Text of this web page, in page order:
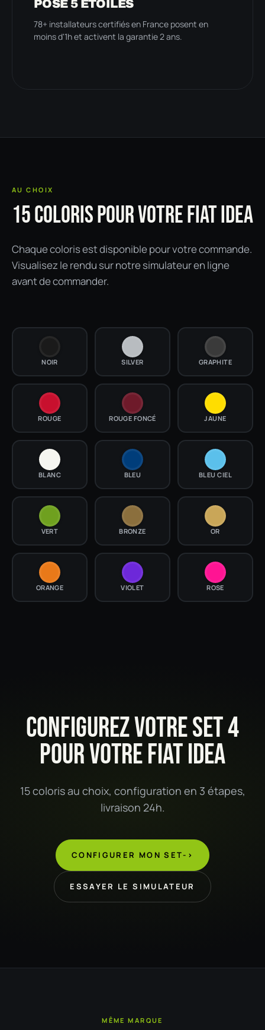
POSE 5 ÉTOILES
78+ installateurs certifiés en France posent en
moins d'1h et activent la garantie 2 ans.
AU CHOIX
15 COLORIS POUR VOTRE FIAT IDEA
Chaque coloris est disponible pour votre commande.
Visualisez le rendu sur notre simulateur en ligne
avant de commander.
NOIR SILVER GRAPHITE
ROUGE ROUGE FONCÉ JAUNE
BLANC BLEU BLEU CIEL
VERT BRONZE OR
ORANGE VIOLET ROSE
CONFIGUREZ VOTRE SET 4
POUR VOTRE FIAT IDEA
15 coloris au choix, configuration en 3 étapes,
livraison 24h.
CONFIGURER MON SET->
ESSAYER LE SIMULATEUR
MÊME MARQUE